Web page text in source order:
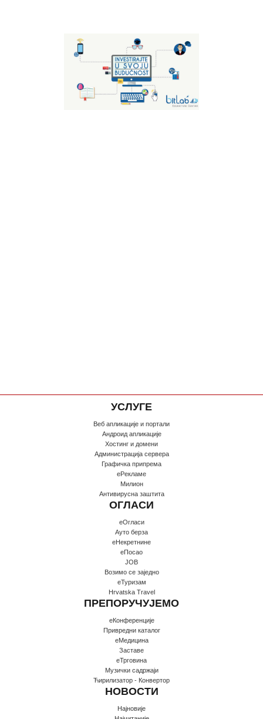
УСЛУГЕ
Веб апликације и портали
Андроид апликације
Хостинг и домени
Администрација сервера
Графичка припрема
еРекламе
Милион
Антивирусна заштита
ОГЛАСИ
еОгласи
Ауто берза
еНекретнине
еПосао
JOB
Возимо се заједно
еТуризам
Hrvatska Travel
ПРЕПОРУЧУЈЕМО
еКонференције
Привредни каталог
еМедицина
Заставе
еТрговина
Музички садржаји
Ћирилизатор - Конвертор
НОВОСТИ
Најновије